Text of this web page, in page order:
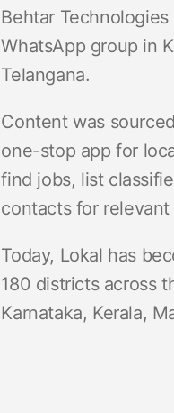
Behtar
WhatsApp group in
Telangana.
Content was
one-stop app for
find jobs, list
contacts for relevant
Today, Lokal has
180 districts across
Karnataka, Kerala,